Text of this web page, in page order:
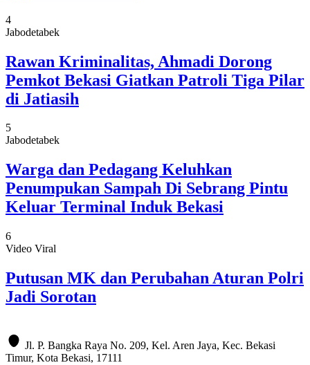
4
Jabodetabek
Rawan Kriminalitas, Ahmadi Dorong
Pemkot Bekasi Giatkan Patroli Tiga Pilar
di Jatiasih
5
Jabodetabek
Warga dan Pedagang Keluhkan
Penumpukan Sampah Di Sebrang Pintu
Keluar Terminal Induk Bekasi
6
Video Viral
Putusan MK dan Perubahan Aturan Polri
Jadi Sorotan
Jl. P. Bangka Raya No. 209, Kel. Aren Jaya, Kec. Bekasi
Timur, Kota Bekasi, 17111